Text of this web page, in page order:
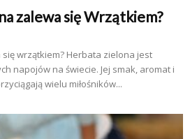
zalewa się Wrzątkiem?
wrzątkiem? Herbata zielona jest
napojów na świecie. Jej smak, aromat i
wielu miłośników...